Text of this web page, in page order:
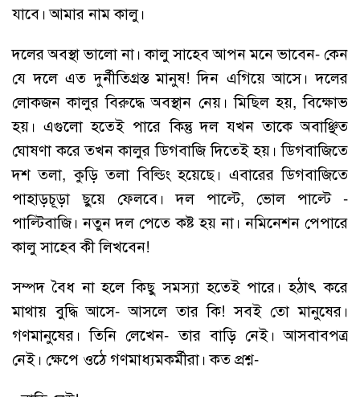
যাবে। আমার নাম কালু।
দলের অবস্থা ভালো না। কালু সাহেব আপন মনে ভাবেন- কেন
যে দলে এত দুর্নীতিগ্রস্ত মানুষ! দিন এগিয়ে আসে। দলের
লোকজন কালুর বিরুদ্ধে অবস্থান নেয়। মিছিল হয়, বিক্ষোভ
হয়। এগুলো হতেই পারে কিন্তু দল যখন তাকে অবাঞ্ছিত
ঘোষণা করে তখন কালুর ডিগবাজি দিতেই হয়। ডিগবাজিতে
দশ তলা, কুড়ি তলা বিল্ডিং হয়েছে। এবারের ডিগবাজিতে
পাহাড়চূড়া ছুয়ে ফেলবে। দল পাল্টে, ভোল পাল্টে -
পাল্টিবাজি। নতুন দল পেতে কষ্ট হয় না। নমিনেশন পেপারে
কালু সাহেব কী লিখবেন!
সম্পদ বৈধ না হলে কিছু সমস্যা হতেই পারে। হঠাৎ করে
মাথায় বুদ্ধি আসে- আসলে তার কি! সবই তো মানুষের।
গণমানুষের। তিনি লেখেন- তার বাড়ি নেই। আসবাবপত্র
নেই। ক্ষেপে ওঠে গণমাধ্যমকর্মীরা। কত প্রশ্ন-